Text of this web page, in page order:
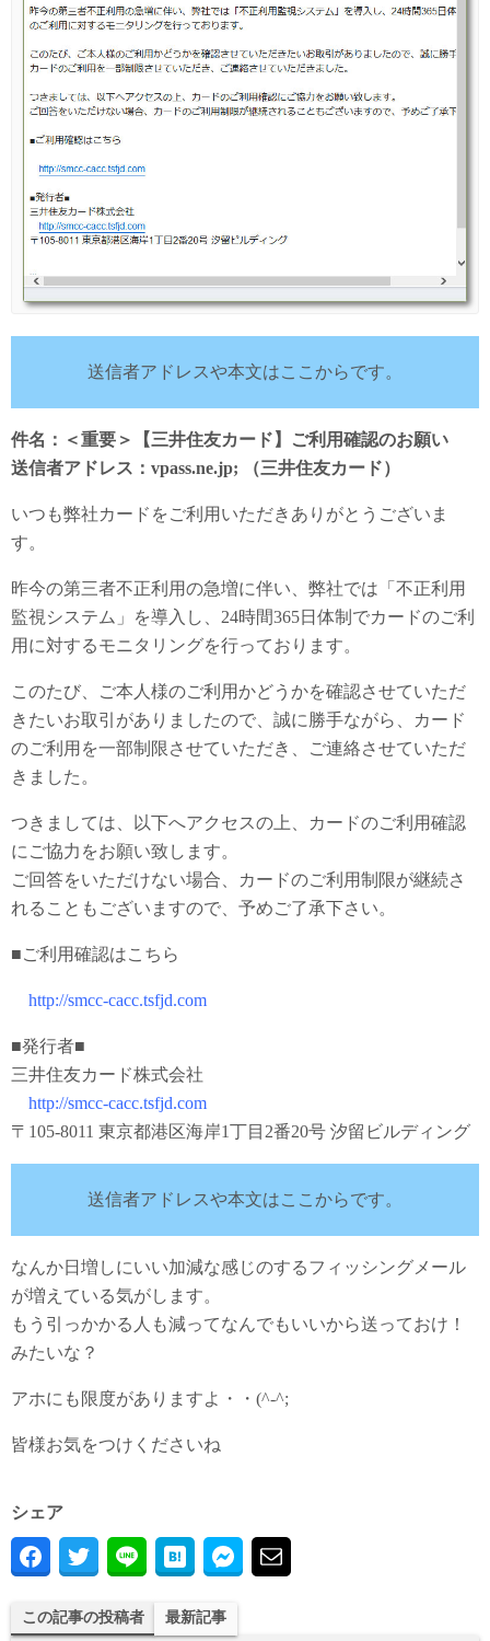
送信者アドレスや本文はここからです。
件名：＜重要＞【三井住友カード】ご利用確認のお願い
送信者アドレス：vpass.ne.jp; （三井住友カード）
いつも弊社カードをご利用いただきありがとうございま
す。
昨今の第三者不正利用の急増に伴い、弊社では「不正利用
監視システム」を導入し、24時間365日体制でカードのご利
用に対するモニタリングを行っております。
このたび、ご本人様のご利用かどうかを確認させていただ
きたいお取引がありましたので、誠に勝手ながら、カード
のご利用を一部制限させていただき、ご連絡させていただ
きました。
つきましては、以下へアクセスの上、カードのご利用確認
にご協力をお願い致します。
ご回答をいただけない場合、カードのご利用制限が継続さ
れることもございますので、予めご了承下さい。
■ご利用確認はこちら
http://smcc-cacc.tsfjd.com
■発行者■
三井住友カード株式会社
http://smcc-cacc.tsfjd.com
〒105-8011 東京都港区海岸1丁目2番20号 汐留ビルディング
送信者アドレスや本文はここからです。
なんか日増しにいい加減な感じのするフィッシングメール
が増えている気がします。
もう引っかかる人も減ってなんでもいいから送っておけ！
みたいな？
アホにも限度がありますよ・・(^-^;
皆様お気をつけくださいね
シェア
この記事の投稿者 最新記事